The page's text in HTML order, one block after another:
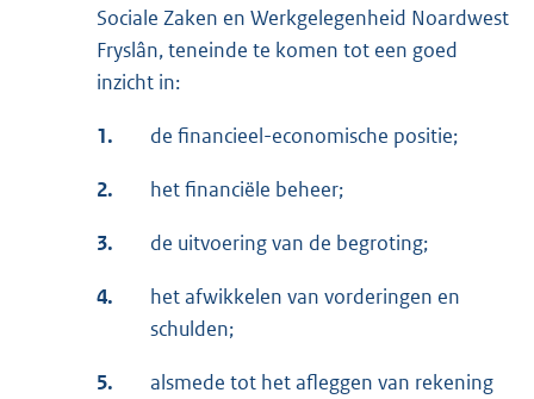
Sociale Zaken en Werkgelegenheid Noardwest
Fryslân, teneinde te komen tot een goed
inzicht in:
1. de financieel-economische positie;
2. het financiële beheer;
3. ­de uitvoering van de begroting;
4.
­het afwikkelen van vorderingen en
schulden;
5.
­alsmede tot het afleggen van rekening